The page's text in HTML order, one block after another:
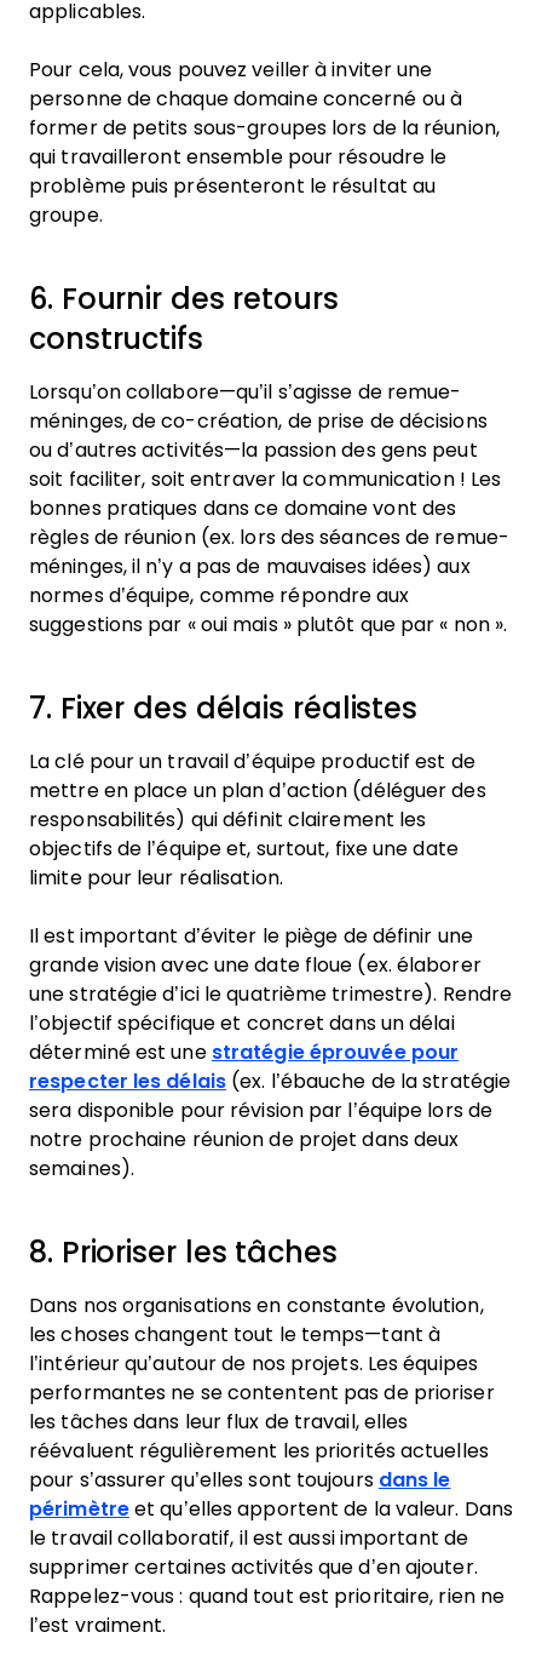
applicables.
Pour cela, vous pouvez veiller à inviter une
personne de chaque domaine concerné ou à
former de petits sous-groupes lors de la réunion,
qui travailleront ensemble pour résoudre le
problème puis présenteront le résultat au
groupe.
6. Fournir des retours
constructifs
Lorsqu’on collabore—qu’il s’agisse de remue-
méninges, de co-création, de prise de décisions
ou d’autres activités—la passion des gens peut
soit faciliter, soit entraver la communication ! Les
bonnes pratiques dans ce domaine vont des
règles de réunion (ex. lors des séances de remue-
méninges, il n’y a pas de mauvaises idées) aux
normes d’équipe, comme répondre aux
suggestions par « oui mais » plutôt que par « non ».
7. Fixer des délais réalistes
La clé pour un travail d’équipe productif est de
mettre en place un plan d’action (déléguer des
responsabilités) qui définit clairement les
objectifs de l’équipe et, surtout, fixe une date
limite pour leur réalisation.
Il est important d’éviter le piège de définir une
grande vision avec une date floue (ex. élaborer
une stratégie d’ici le quatrième trimestre). Rendre
l’objectif spécifique et concret dans un délai
déterminé est une stratégie éprouvée pour
respecter les délais (ex. l’ébauche de la stratégie
sera disponible pour révision par l’équipe lors de
notre prochaine réunion de projet dans deux
semaines).
8. Prioriser les tâches
Dans nos organisations en constante évolution,
les choses changent tout le temps—tant à
l’intérieur qu’autour de nos projets. Les équipes
performantes ne se contentent pas de prioriser
les tâches dans leur flux de travail, elles
réévaluent régulièrement les priorités actuelles
pour s’assurer qu’elles sont toujours dans le
périmètreet qu’elles apportent de la valeur. Dans
le travail collaboratif, il est aussi important de
supprimer certaines activités que d’en ajouter.
Rappelez-vous : quand tout est prioritaire, rien ne
l’est vraiment.